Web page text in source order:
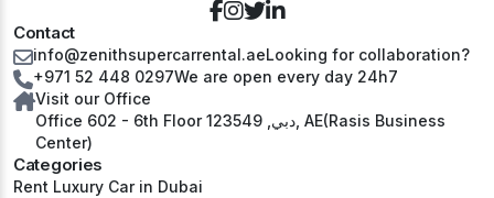
Categories
Rent Luxury Car in Dubai
Contact
info@zenithsupercarrental.aeLooking for collaboration?
+971 52 448 0297We are open every day 24h7
Visit our Office
Office 602 - 6th Floor دبي, 123549, AE(Rasis Business
Center)